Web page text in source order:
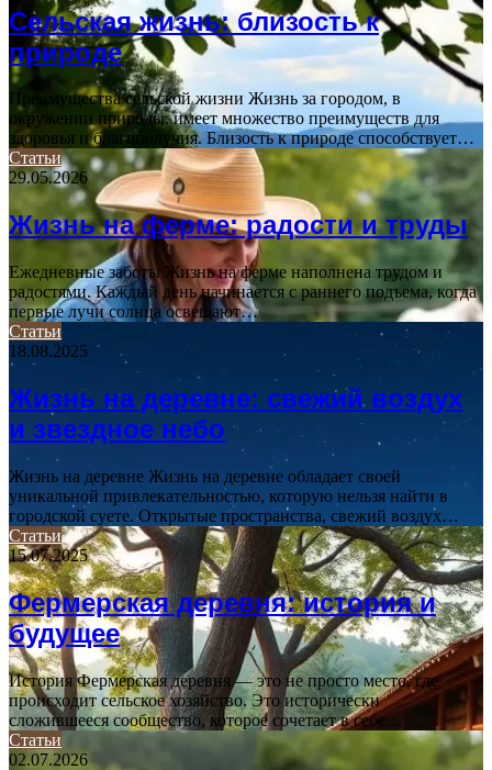
Сельская жизнь: близость к
природе
Преимущества сельской жизни Жизнь за городом, в
окружении природы, имеет множество преимуществ для
здоровья и благополучия. Близость к природе способствует…
Статьи
29.05.2026
Жизнь на ферме: радости и труды
Ежедневные заботы Жизнь на ферме наполнена трудом и
радостями. Каждый день начинается с раннего подъема, когда
первые лучи солнца освещают…
Статьи
18.08.2025
Жизнь на деревне: свежий воздух
и звездное небо
Жизнь на деревне Жизнь на деревне обладает своей
уникальной привлекательностью, которую нельзя найти в
городской суете. Открытые пространства, свежий воздух…
Статьи
15.07.2025
Фермерская деревня: история и
будущее
История Фермерская деревня — это не просто место, где
происходит сельское хозяйство. Это исторически
сложившееся сообщество, которое сочетает в себе…
Статьи
02.07.2026